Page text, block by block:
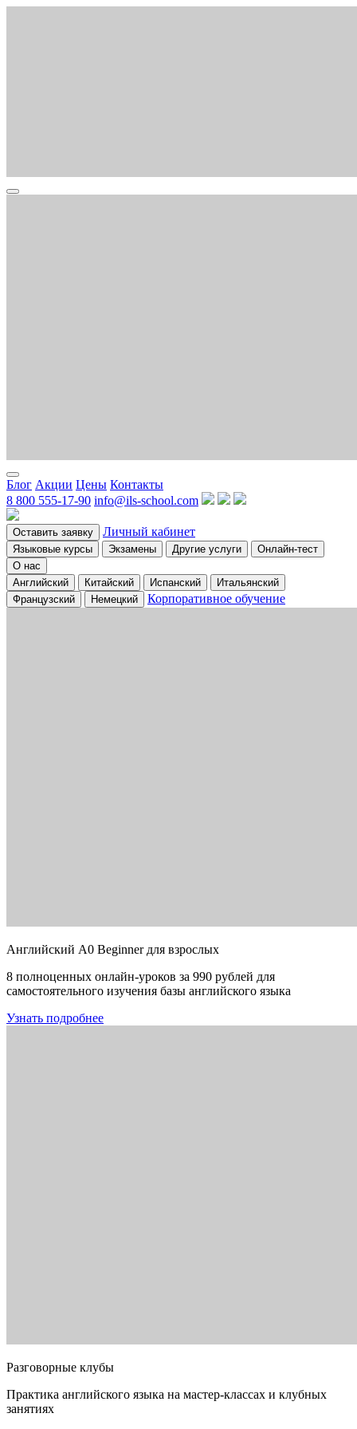
Блог Акции Цены Контакты
8 800 555-17-90 info@ils-school.com
Оставить заявку Личный кабинет
Языковые курсы Экзамены Другие услуги
Онлайн-тест
О нас
Английский
Китайский Испанский
Итальянский
Французский
Немецкий Корпоративное обучение
Английский A0 Beginner для взрослых
8 полноценных онлайн-уроков за 990 рублей для
самостоятельного изучения базы английского языка
Узнать подробнее
Разговорные клубы
Практика английского языка на мастер-классах и клубных
занятиях